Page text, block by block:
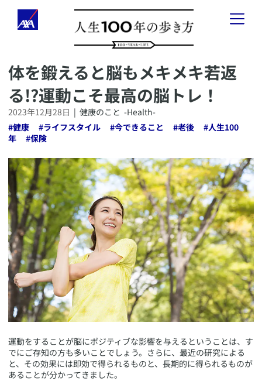
「人生100年の歩き方」とは
健康のこと-Health-
お金のこと-Wealth -
会社経営のこと-Business-
​体を鍛えると脳もメキメキ若返
る!?運動こそ最高の脳トレ！
2023年12月28日 | 健康のこと -Health-
#健康 #ライフスタイル #今できること #老後 #人生100
年
#保険
​運動をすることが脳にポジティブな影響を与えるということは、す
でにご存知の方も多いことでしょう。さらに、最近の研究による
と、その効果には即効で得られるものと、長期的に得られるものが
あることが分かってきました。